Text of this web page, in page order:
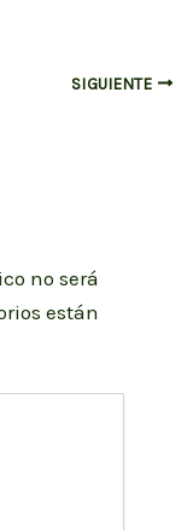
SIGUIENTE
no será
están